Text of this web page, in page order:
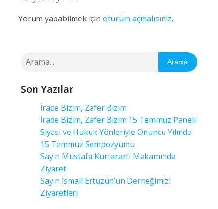
Yorum yapabilmek için oturum açmalısınız.
Arama
Son Yazılar
İrade Bizim, Zafer Bizim
İrade Bizim, Zafer Bizim 15 Temmuz Paneli
Siyasi ve Hukuk Yönleriyle Onuncu Yılında
15 Temmuz Sempozyumu
Sayın Mustafa Kurtaran’ı Makamında
Ziyaret
Sayın İsmail Ertüzün’ün Derneğimizi
Ziyaretleri